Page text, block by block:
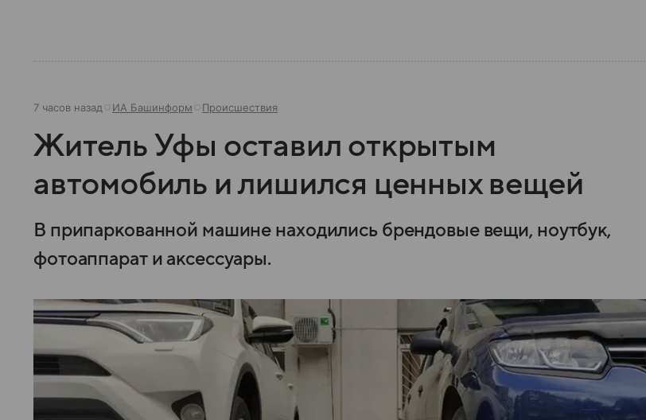
7 часов назад ИА Башинформ Происшествия
Житель Уфы оставил открытым
автомобиль и лишился ценных вещей
В припаркованной машине находились брендовые вещи, ноутбук,
фотоаппарат и аксессуары.